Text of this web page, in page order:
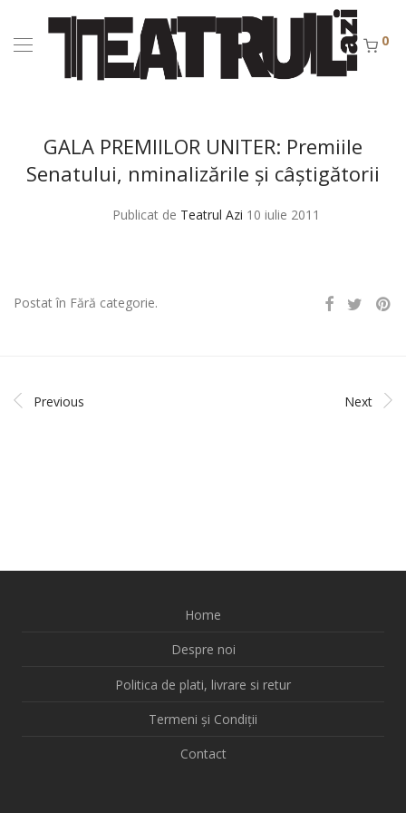
0
GALA PREMIILOR UNITER: Premiile
Senatului, nminalizările şi câştigătorii
Publicat de Teatrul Azi 10 iulie 2011
Postat în Fără categorie.
Previous Next
Home
Despre noi
Politica de plati, livrare si retur
Termeni și Condiții
Contact